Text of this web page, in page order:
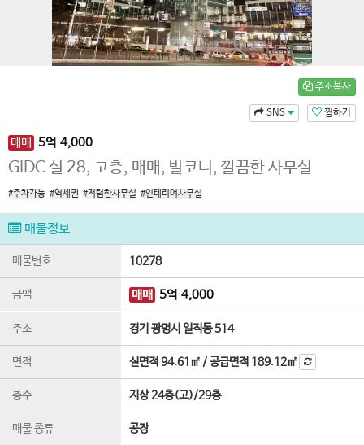
주소복사
찜하기
SNS
매매 5억 4,000
GIDC 실 28, 고층, 매매, 발코니, 깔끔한 사무실
#주차가능 #역세권 #저렴한사무실 #인테리어사무실
매물정보
매물번호 10278
금액 매매 5억 4,000
주소 경기 광명시 일직동 514
면적 실면적94.61㎡ /공급면적 189.12㎡
층수 지상 24층(고)/29층
매물 종류 공장